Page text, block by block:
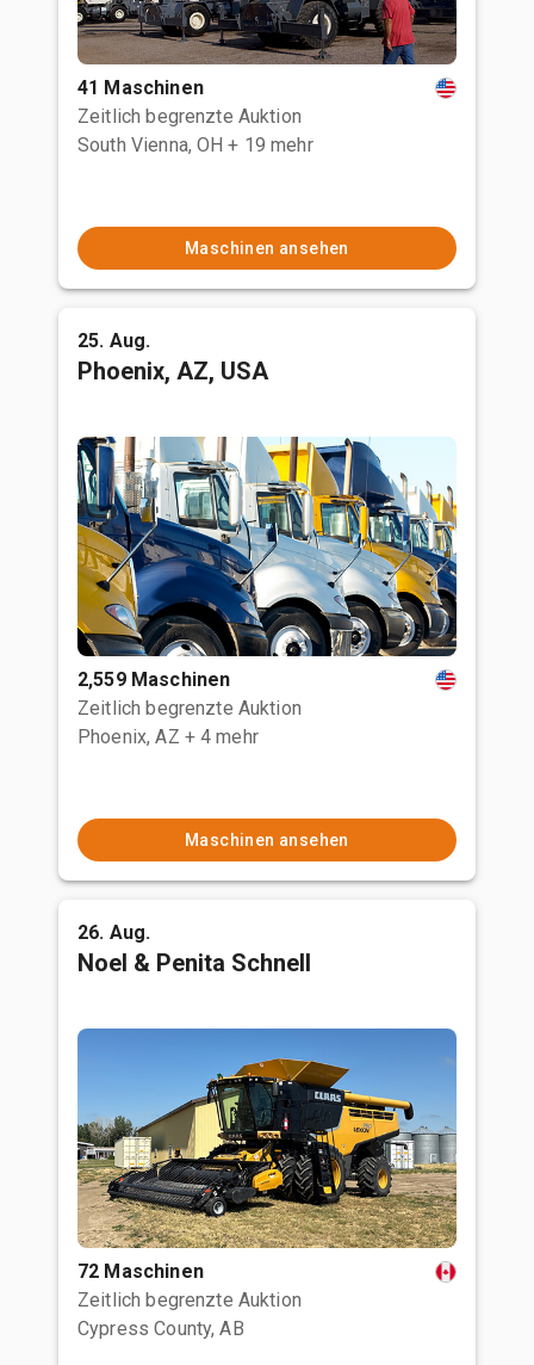
41 Maschinen
Zeitlich begrenzte Auktion
South Vienna, OH + 19 mehr
Maschinen ansehen
25. Aug.
Phoenix, AZ, USA
2,559 Maschinen
Zeitlich begrenzte Auktion
Phoenix, AZ + 4 mehr
Maschinen ansehen
26. Aug.
Noel & Penita Schnell
72 Maschinen
Zeitlich begrenzte Auktion
Cypress County, AB